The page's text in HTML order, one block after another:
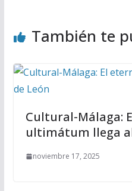
También te
Cultural-Málaga:
ultimátum llega
noviembre 17, 2025